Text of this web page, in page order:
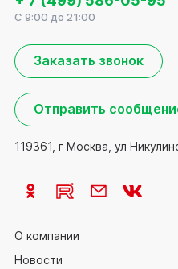
О компании
Новости
C 9:00 до 21:00
Заказать звонок
Отправить
119361, г Москва, ул